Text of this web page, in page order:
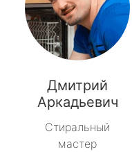
Дмитрий
Аркадьевич
Стиральный
мастер